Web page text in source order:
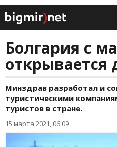
Болгария с
открывается
Минздрав разработал и
туристическими
туристов в стране.
15 марта 2021, 06:09